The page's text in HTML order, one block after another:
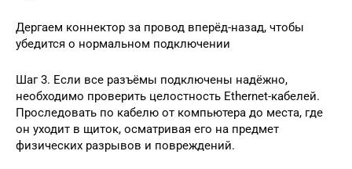
Дергаем коннектор за провод вперёд-назад, чтобы
убедится о нормальном подключении
Шаг 3. Если все разъёмы подключены надёжно,
необходимо проверить целостность Ethernet-кабелей.
Проследовать по кабелю от компьютера до места, где
он уходит в щиток, осматривая его на предмет
физических разрывов и повреждений.